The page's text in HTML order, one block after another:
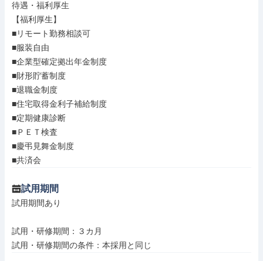
待遇・福利厚生
【福利厚生】
■リモート勤務相談可
■服装自由
■企業型確定拠出年金制度
■財形貯蓄制度
■退職金制度
■住宅取得金利子補給制度
■定期健康診断
■ＰＥＴ検査
■慶弔見舞金制度
■共済会
試用期間
試用期間あり
試用・研修期間：３カ月